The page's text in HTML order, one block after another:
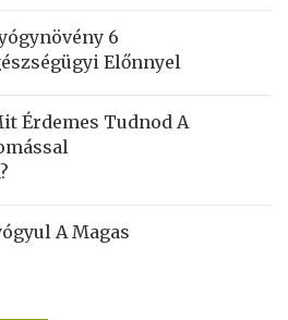
6
Előnnyel
Érdemes Tudnod A
A Magas